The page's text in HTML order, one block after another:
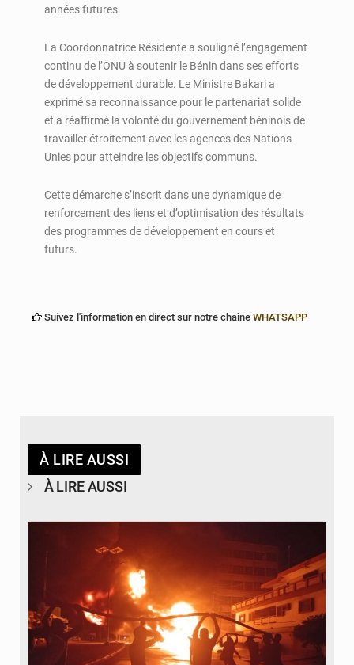
années futures.
La Coordonnatrice Résidente a souligné l’engagement
continu de l’ONU à soutenir le Bénin dans ses efforts
de développement durable. Le Ministre Bakari a
exprimé sa reconnaissance pour le partenariat solide
et a réaffirmé la volonté du gouvernement béninois de
travailler étroitement avec les agences des Nations
Unies pour atteindre les objectifs communs.
Cette démarche s’inscrit dans une dynamique de
renforcement des liens et d’optimisation des résultats
des programmes de développement en cours et
futurs.
Suivez l'information en direct sur notre chaîne WHATSAPP
À LIRE AUSSI
À LIRE AUSSI